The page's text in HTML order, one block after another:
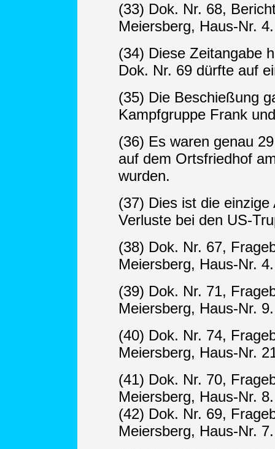
(33) Dok. Nr. 68,
Meiersberg, Haus-Nr. 4.
(34) Diese Zeitangabe
Dok. Nr. 69 dürfte auf
(35) Die Beschießung
Kampfgruppe Frank
(36) Es waren genau
auf dem Ortsfriedhof
wurden.
(37) Dies ist die
Verluste bei den US-
(38) Dok. Nr. 67,
Meiersberg, Haus-Nr. 4.
(39) Dok. Nr. 71,
Meiersberg, Haus-Nr. 9.
(40) Dok. Nr. 74,
Meiersberg, Haus-Nr.
(41) Dok. Nr. 70,
Meiersberg, Haus-Nr. 8.
(42) Dok. Nr. 69,
Meiersberg, Haus-Nr. 7.